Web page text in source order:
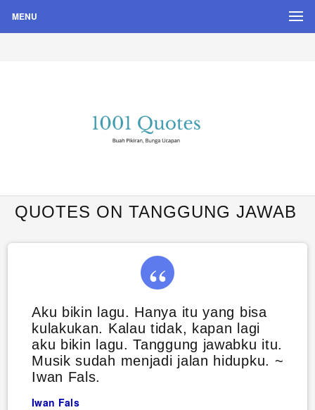
MENU
Quote Hari Puisi
QUOTES ON TANGGUNG JAWAB
Aku bikin lagu. Hanya itu yang bisa
kulakukan. Kalau tidak, kapan lagi
aku bikin lagu. Tanggung jawabku itu.
Musik sudah menjadi jalan hidupku. ~
Iwan Fals.
Iwan Fals